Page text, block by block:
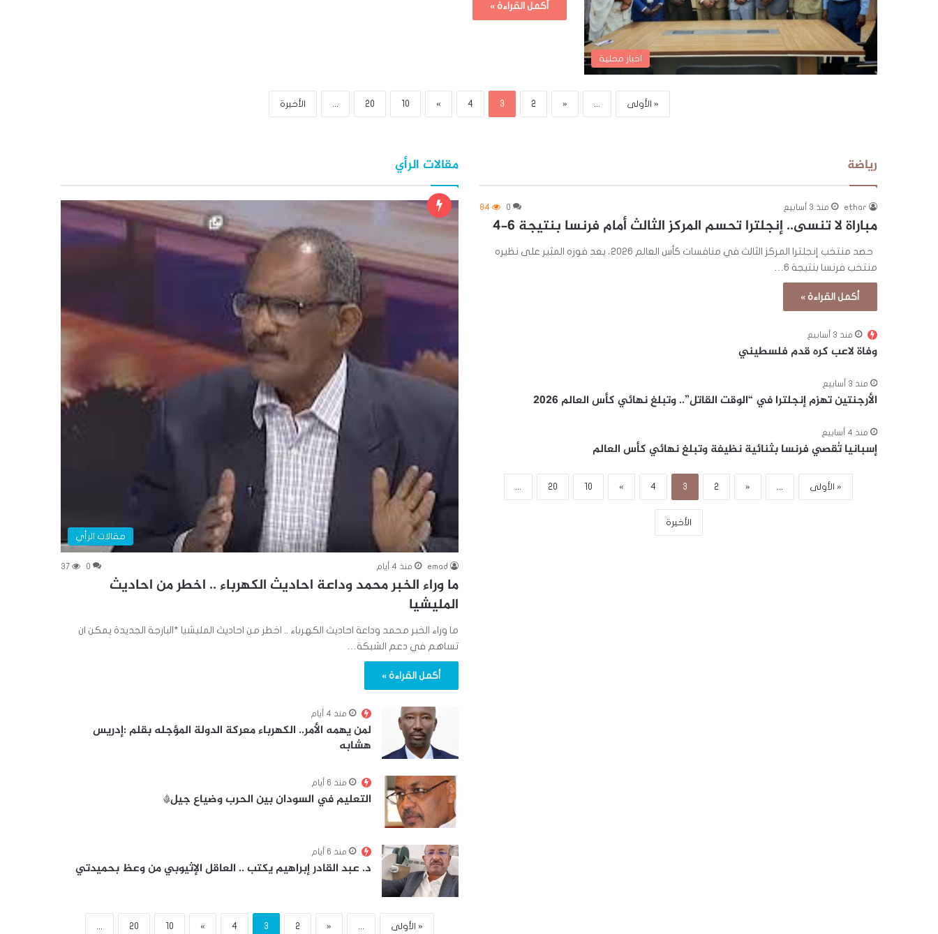
اخبار محلية
أكمل القراءة »
« الأولى ...
«
2
3
4
»
10
20
... الأخيرة
رياضة
ethar منذ 3 أسابيع 0
84
مباراة لا تنسى.. إنجلترا تحسم المركز الثالث أمام فرنسا بنتيجة 6-4
حصد منتخب إنجلترا المركز الثالث في منافسات كأس العالم 2026، بعد فوزه المثير على نظيره
منتخب فرنسا بنتيجة 6…
أكمل القراءة »
منذ 3 أسابيع
وفاة لاعب كره قدم فلسطيني
منذ 3 أسابيع
الأرجنتين تهزم إنجلترا في “الوقت القاتل”.. وتبلغ نهائي كأس العالم 2026
منذ 4 أسابيع
إسبانيا تُقصي فرنسا بثنائية نظيفة وتبلغ نهائي كأس العالم
« الأولى ...
«
2
3
4
»
10
20
...
الأخيرة
مقالات الرأي
مقالات الرأي
emad منذ 4 أيام 0
37
ما وراء الخبر محمد وداعة احاديث الكهرباء .. اخطر من احاديث
المليشيا
ما وراء الخبر محمد وداعة احاديث الكهرباء .. اخطر من احاديث المليشيا *البارجة الجديدة يمكن ان
تساهم في دعم الشبكة…
أكمل القراءة »
منذ 4 أيام
لمن يهمه الأمر.. الكهرباء معركة الدولة المؤجله بقلم :إدريس
هشابه
منذ 6 أيام
التعليم في السودان بين الحرب وضياع جيل*
منذ 6 أيام
د. عبد القادر إبراهيم يكتب .. العاقل الإثيوبي من وعظ بحميدتي
« الأولى ...
«
2
3
4
»
10
20
...